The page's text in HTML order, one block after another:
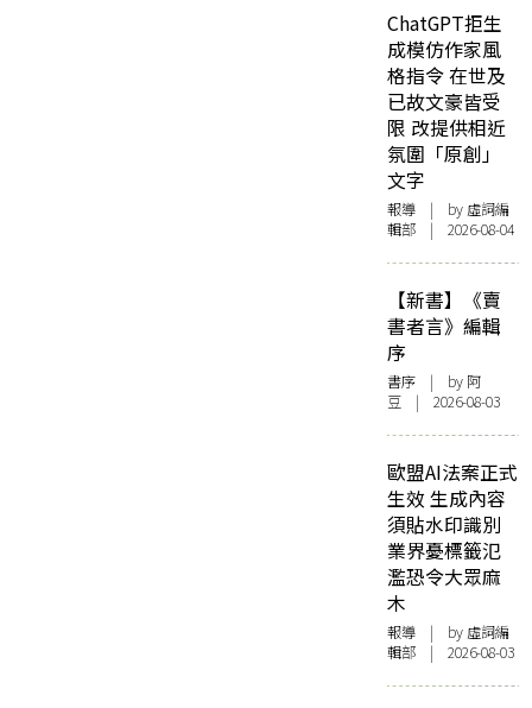
ChatGPT拒生
成模仿作家風
格指令 在世及
已故文豪皆受
限 改提供相近
氛圍「原創」
文字
報導 | by 虛詞編
輯部 | 2026-08-04
【新書】《賣
書者言》編輯
序
書序 | by 阿
豆 | 2026-08-03
歐盟AI法案正式
生效 生成內容
須貼水印識別
業界憂標籤氾
濫恐令大眾麻
木
報導 | by 虛詞編
輯部 | 2026-08-03